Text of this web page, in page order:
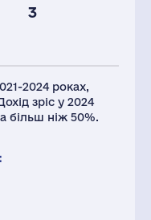
3
2024 роках,
зріс у 2024
більш ніж 50%.